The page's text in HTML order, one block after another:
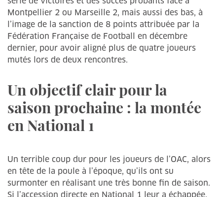
Montpellier 2 ou Marseille 2, mais aussi des bas, à
l’image de la sanction de 8 points attribuée par la
Fédération Française de Football en décembre
dernier, pour avoir aligné plus de quatre joueurs
mutés lors de deux rencontres.
Un objectif clair pour la
saison prochaine : la montée
en National 1
Un terrible coup dur pour les joueurs de l’OAC, alors
en tête de la poule à l’époque, qu’ils ont su
surmonter en réalisant une très bonne fin de saison.
Si l’accession directe en National 1 leur a échappée,